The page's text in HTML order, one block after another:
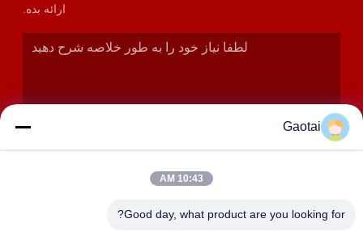
ارائه بده.
Gaotai
10:43 AM
Good day, what product are you looking for?